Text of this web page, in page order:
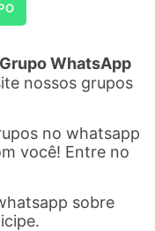
Grupo WhatsApp
nossos grupos
no whatsapp
você! Entre no
sobre